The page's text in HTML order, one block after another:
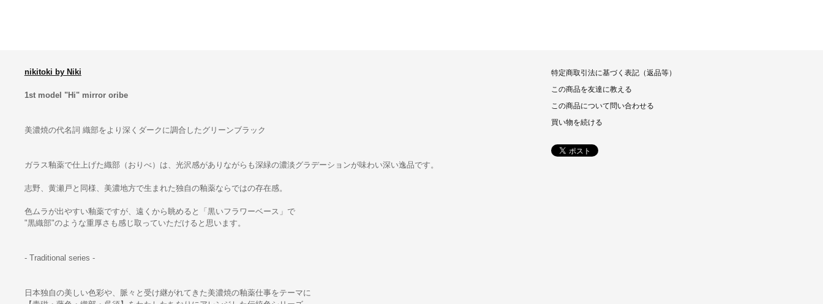
nikitoki by Niki
1st model "Hi" mirror oribe
美濃焼の代名詞 織部をより深くダークに調合したグリーンブラック
ガラス釉薬で仕上げた織部（おりべ）は、光沢感がありながらも深緑の濃淡グラデーションが味わい深い逸品です。
志野、黄瀬戸と同様、美濃地方で生まれた独自の釉薬ならではの存在感。
色ムラが出やすい釉薬ですが、遠くから眺めると「黒いフラワーベース」で
"黒織部"のような重厚さも感じ取っていただけると思います。
- Traditional series -
日本独自の美しい色彩や、脈々と受け継がれてきた美濃焼の釉薬仕事をテーマに
特定商取引法に基づく表記（返品等）
この商品を友達に教える
この商品について問い合わせる
買い物を続ける